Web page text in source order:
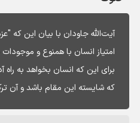
آیت‌الله جاودان با بیان این که
امتیاز انسان با همنوع و
برای این که انسان بخواهد به راه
که شایسته این مقام باشد و آن